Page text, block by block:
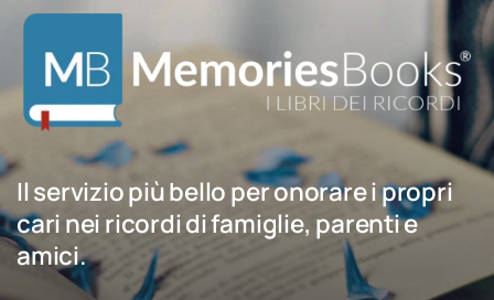
Il servizio più bello per onorare i propri
cari nei ricordi di famiglie, parenti e
amici.